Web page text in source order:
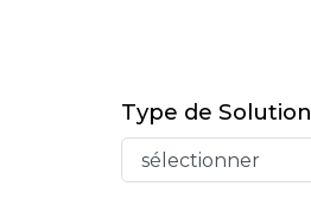
Type de Solution